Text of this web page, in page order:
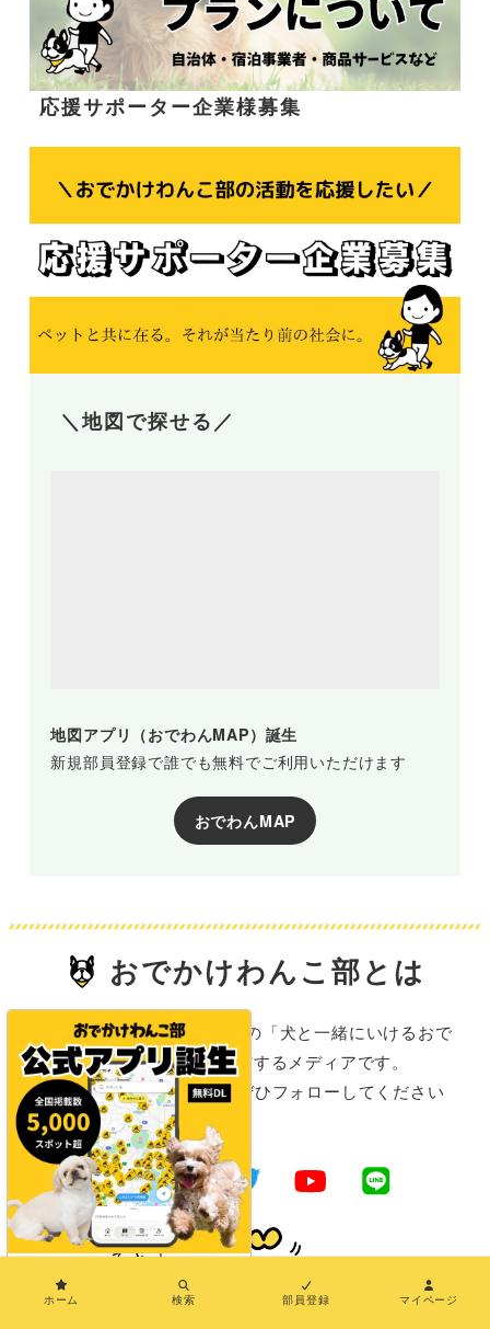
応援サポーター企業様募集
＼地図で探せる／
地図アプリ（おでわんMAP）誕生
新規部員登録で誰でも無料でご利用いただけます
おでわんMAP
おでかけわんこ部とは
おでかけわんこ部は、全国の「犬と一緒にいけるおで
かけ施設情報」を発信するメディアです。
SNSでも情報を発信中！ぜひフォローしてください
ホーム 検索 部員登録 マイページ